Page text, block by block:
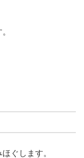
ぐします。